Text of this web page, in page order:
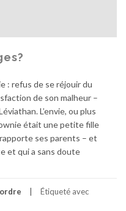
: refus de se réjouir du
de son malheur –
L’envie, ou plus
était une petite fille
ses parents – et
et qui a sans doute
Étiqueté avec